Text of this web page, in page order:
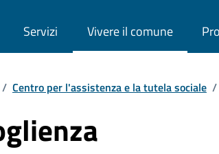
Servizi Vivere il comune
/ Centro per l'assistenza e la tutela sociale /